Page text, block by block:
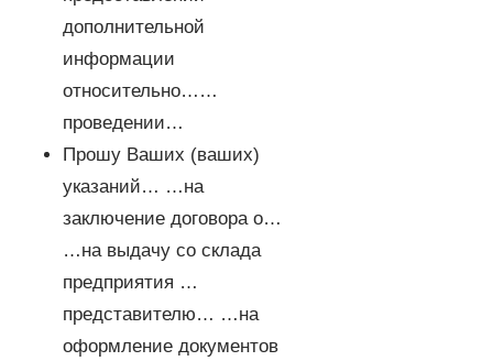
дополнительной
информации
относительно……
проведении…
Прошу Ваших (ваших)
указаний… …на
заключение договора о…
…на выдачу со склада
предприятия …
представителю… …на
оформление документов